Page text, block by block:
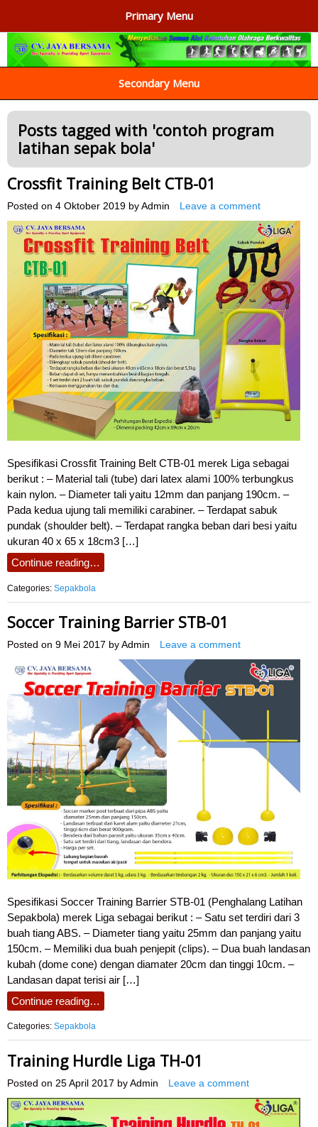
Primary Menu
AGEN ALAT OLAHRAGA
Menyediakan Alat Olahraga Terlengkap di Indonesia
Secondary Menu
Posts tagged with 'contoh program
latihan sepak bola'
Crossfit Training Belt CTB-01
Posted on 4 Oktober 2019 by Admin Leave a comment
Spesifikasi Crossfit Training Belt CTB-01 merek Liga sebagai
berikut : – Material tali (tube) dari latex alami 100% terbungkus
kain nylon. – Diameter tali yaitu 12mm dan panjang 190cm. –
Pada kedua ujung tali memiliki carabiner. – Terdapat sabuk
pundak (shoulder belt). – Terdapat rangka beban dari besi yaitu
ukuran 40 x 65 x 18cm3 […]
Continue reading…
Categories: Sepakbola
Soccer Training Barrier STB-01
Posted on 9 Mei 2017 by Admin Leave a comment
Spesifikasi Soccer Training Barrier STB-01 (Penghalang Latihan
Sepakbola) merek Liga sebagai berikut : – Satu set terdiri dari 3
buah tiang ABS. – Diameter tiang yaitu 25mm dan panjang yaitu
150cm. – Memiliki dua buah penjepit (clips). – Dua buah landasan
kubah (dome cone) dengan diamater 20cm dan tinggi 10cm. –
Landasan dapat terisi air […]
Continue reading…
Categories: Sepakbola
Training Hurdle Liga TH-01
Posted on 25 April 2017 by Admin Leave a comment